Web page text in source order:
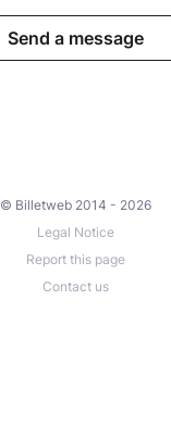
Send a message
© Billetweb 2014 - 2026
Legal Notice
Report this page
Contact us